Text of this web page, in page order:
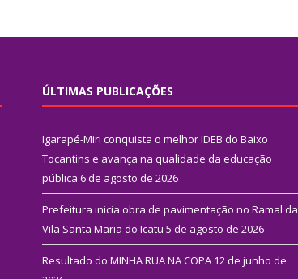
ÚLTIMAS PUBLICAÇÕES
Igarapé-Miri conquista o melhor IDEB do Baixo
Tocantins e avança na qualidade da educação
pública 6 de agosto de 2026
Prefeitura inicia obra de pavimentação no Ramal da
Vila Santa Maria do Icatu 5 de agosto de 2026
Resultado do MINHA RUA NA COPA 12 de junho de